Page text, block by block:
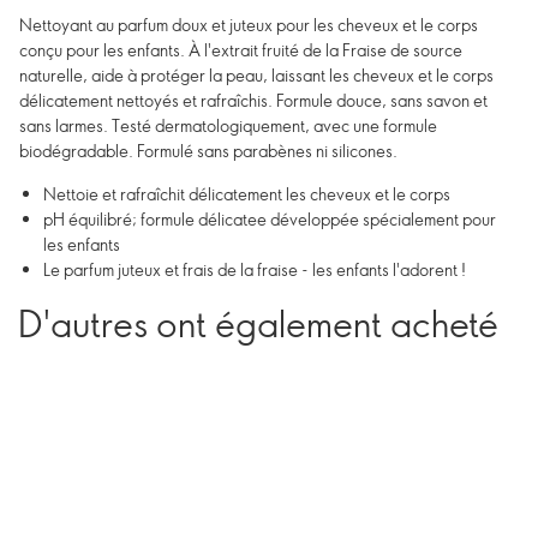
Nettoyant au parfum doux et juteux pour les cheveux et le corps
conçu pour les enfants. À l'extrait fruité de la Fraise de source
naturelle, aide à protéger la peau, laissant les cheveux et le corps
délicatement nettoyés et rafraîchis. Formule douce, sans savon et
sans larmes. Testé dermatologiquement, avec une formule
biodégradable. Formulé sans parabènes ni silicones.
Nettoie et rafraîchit délicatement les cheveux et le corps
pH équilibré; formule délicatee développée spécialement pour
les enfants
Le parfum juteux et frais de la fraise - les enfants l'adorent !
D'autres ont également acheté